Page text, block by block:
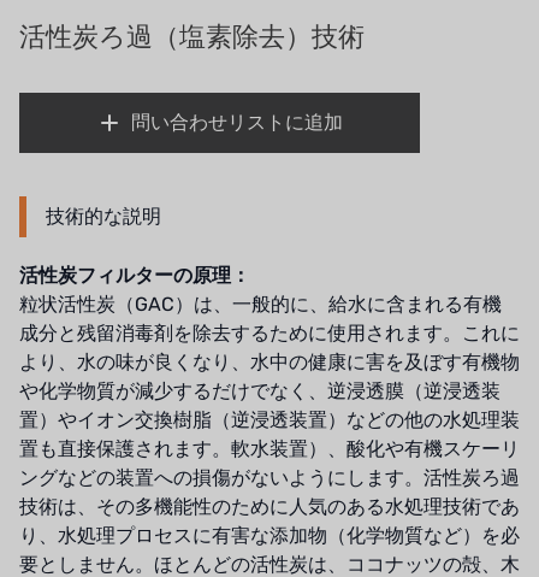
義大利AQUA
アイデックスUSA
エマーソン、アメリカ
アメリカンペンテア
SIEMENSドイツ
アメリカのプルサフィーダー
デンマークダンフォス
タイHAYCARB
フランスSUNTEC
お問い合わせ
リクルートリセラーフォーム
活性炭ろ過（塩素除去）技術
問い合わせリストに追加
技術的な説明
活性炭フィルターの原理：
粒状活性炭（GAC）は、一般的に、給水に含まれる有機
成分と残留消毒剤を除去するために使用されます。これに
より、水の味が良くなり、水中の健康に害を及ぼす有機物
や化学物質が減少するだけでなく、逆浸透膜（逆浸透装
置）やイオン交換樹脂（逆浸透装置）などの他の水処理装
置も直接保護されます。軟水装置）、酸化や有機スケーリ
ングなどの装置への損傷がないようにします。活性炭ろ過
技術は、その多機能性のために人気のある水処理技術であ
り、水処理プロセスに有害な添加物（化学物質など）を必
要としません。ほとんどの活性炭は、ココナッツの殻、木